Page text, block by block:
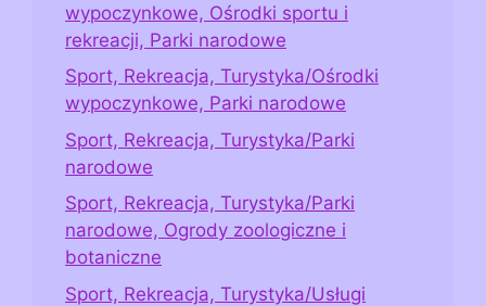
wypoczynkowe, Ośrodki sportu i
rekreacji, Parki narodowe
Sport, Rekreacja, Turystyka/Ośrodki
wypoczynkowe, Parki narodowe
Sport, Rekreacja, Turystyka/Parki
narodowe
Sport, Rekreacja, Turystyka/Parki
narodowe, Ogrody zoologiczne i
botaniczne
Sport, Rekreacja, Turystyka/Usługi